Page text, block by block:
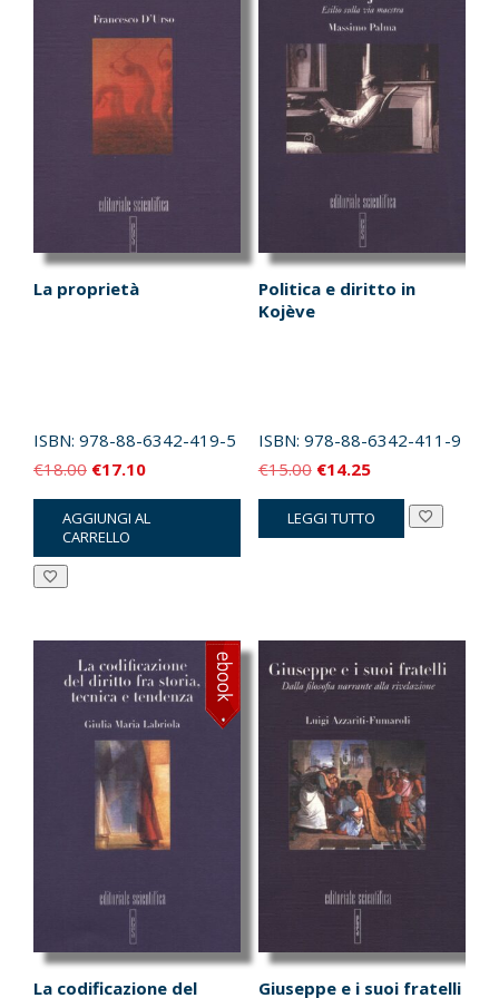
La proprietà
ISBN: 978-88-6342-419-5
€18.00 Il
prezzo
originale
era:
€17.10Il
prezzo
attuale
è:
AGGIUNGI AL
CARRELLO
Politica e diritto in
Kojève
ISBN: 978-88-6342-411-9
€15.00 Il
prezzo
originale
€14.25Il
prezzo
attuale
LEGGI TUTTO
La codificazione del
Giuseppe e i suoi fratelli